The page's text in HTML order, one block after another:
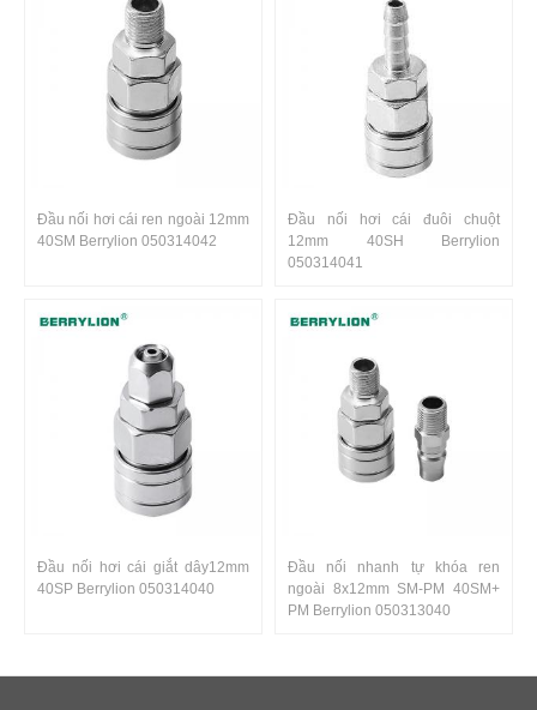
Đầu nối hơi cái ren ngoài 12mm
40SM Berrylion 050314042
Đầu nối hơi cái đuôi chuột
12mm 40SH Berrylion
050314041
Đầu nối hơi cái giắt dây12mm
40SP Berrylion 050314040
Đầu nối nhanh tự khóa ren
ngoài 8x12mm SM-PM 40SM+
PM Berrylion 050313040